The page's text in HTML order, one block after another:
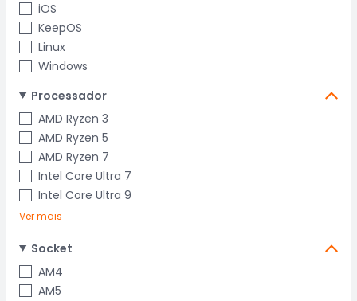
iOS
KeepOS
Linux
Windows
Processador
AMD Ryzen 3
AMD Ryzen 5
AMD Ryzen 7
Intel Core Ultra 7
Intel Core Ultra 9
Ver mais
Socket
AM4
AM5